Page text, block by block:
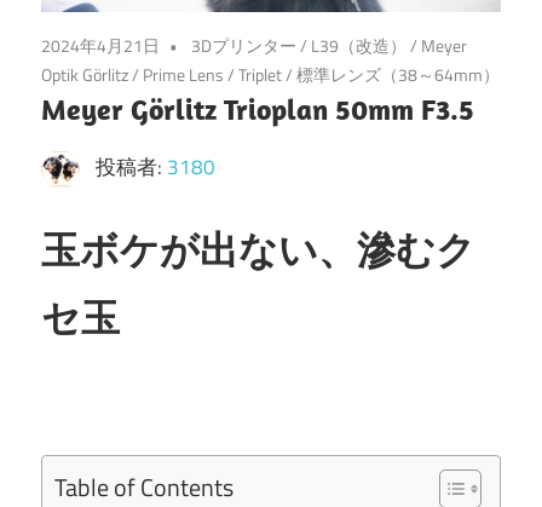
2024年4月21日 3Dプリンター/ L39（改造） / Meyer
Optik Görlitz/ Prime Lens/Triplet/標準レンズ（38～64mm）
Meyer Görlitz Trioplan 50mm F3.5
投稿者: 3180
玉ボケが出ない、滲むク
セ玉
Table of Contents